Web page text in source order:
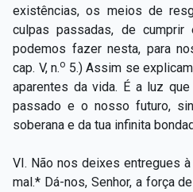
existências, os meios de
culpas passadas, de
podemos fazer nesta, para
cap. V, n.o 5.) Assim se
aparentes da vida. É a luz
passado e o nosso futuro,
soberana e da tua infinita
VI. Não nos deixes entregues
mal.* Dá-nos, Senhor, a força